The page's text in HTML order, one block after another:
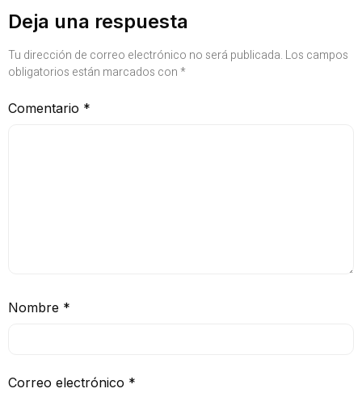
Deja una respuesta
Tu dirección de correo electrónico no será publicada. Los campos
obligatorios están marcados con*
Comentario *
Nombre *
Correo electrónico *